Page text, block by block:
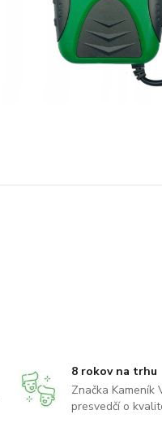
8 rokov na trhu
Značka Kameník
presvedčí o